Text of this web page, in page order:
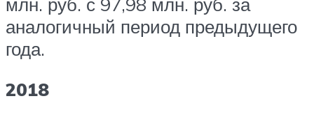
млн. руб. с 97,98 млн. руб. за
аналогичный период предыдущего
года.
2018